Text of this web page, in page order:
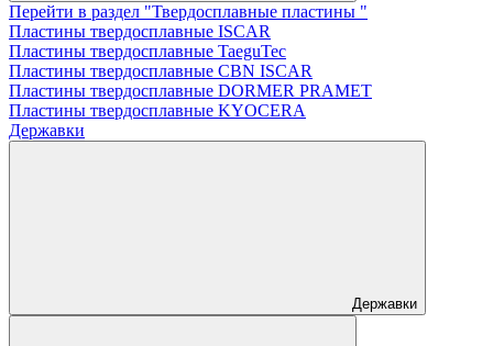
Перейти в раздел "Твердосплавные пластины "
Пластины твердосплавные ISCAR
Пластины твердосплавные TaeguTec
Пластины твердосплавные CBN ISCAR
Пластины твердосплавные DORMER PRAMET
Пластины твердосплавные KYOCERA
Державки
Державки